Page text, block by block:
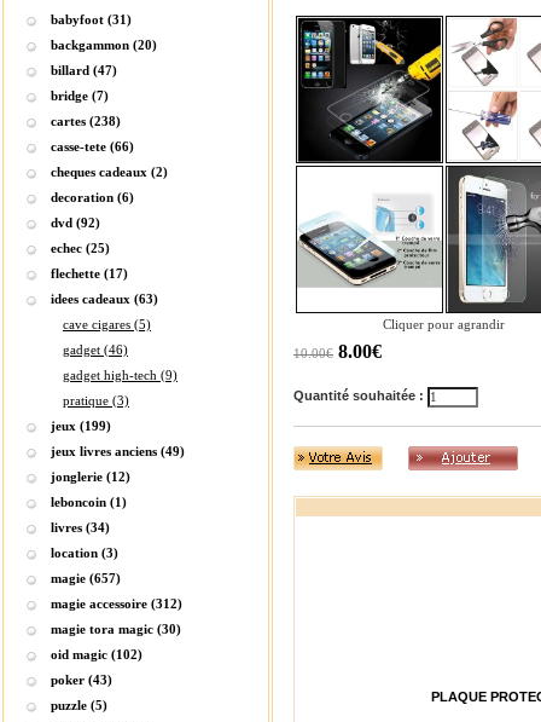
babyfoot (31)
backgammon (20)
billard (47)
bridge (7)
cartes (238)
casse-tete (66)
cheques cadeaux (2)
decoration (6)
dvd (92)
echec (25)
flechette (17)
idees cadeaux (63)
cave cigares (5)
gadget (46)
gadget high-tech (9)
pratique (3)
jeux (199)
jeux livres anciens (49)
jonglerie (12)
leboncoin (1)
livres (34)
location (3)
magie (657)
magie accessoire (312)
magie tora magic (30)
oid magic (102)
poker (43)
puzzle (5)
Cliquer pour agrandir
10.00€ 8.00€
Quantité souhaitée :
PLAQUE